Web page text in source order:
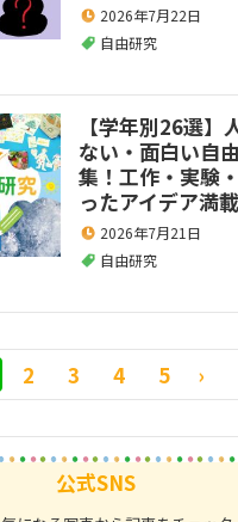
2026年7月22日
自由研究
【学年別26選】
ない・面白い自
集！工作・実験
ったアイデア満載
2026年7月21日
自由研究
2 3 4 5 ›
公式SNS